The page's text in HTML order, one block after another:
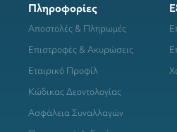
Πληροφορίες
Αποστολές & Πληρωμές
Επιστροφές & Ακυρώσεις
Εταιρικό Προφίλ
Κώδικας Δεοντολογίας
Ασφάλεια Συναλλαγών